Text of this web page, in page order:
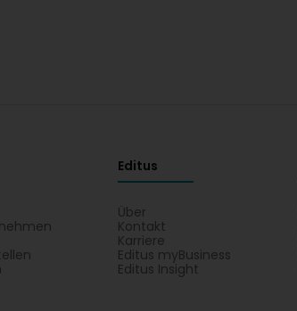
Editus
Über
Kontakt
Karriere
Editus myBusiness
Editus Insight